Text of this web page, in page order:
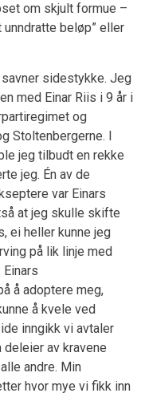
om skjult formue –
beløp” eller
savner sidestykke. Jeg
med Einar Riis i 9 år i
og
Stoltenbergerne. I
jeg tilbudt en rekke
jeg. Én av de
var Einars
at jeg skulle skifte
ei heller kunne jeg
på lik linje med
å adoptere meg,
å kvele ved
inngikk vi avtaler
av kravene
andre. Min
hvor mye vi fikk inn